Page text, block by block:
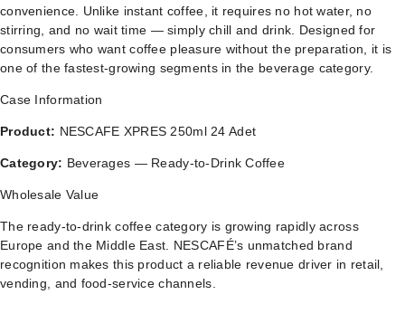
convenience. Unlike instant coffee, it requires no hot water, no
stirring, and no wait time — simply chill and drink. Designed for
consumers who want coffee pleasure without the preparation, it is
one of the fastest-growing segments in the beverage category.
Case Information
Product: NESCAFE XPRES 250ml 24 Adet
Category: Beverages — Ready-to-Drink Coffee
Wholesale Value
The ready-to-drink coffee category is growing rapidly across
Europe and the Middle East. NESCAFÉ’s unmatched brand
recognition makes this product a reliable revenue driver in retail,
vending, and food-service channels.